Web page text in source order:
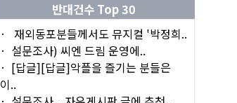
반대건수 Top 30
재외동포분들께서도 뮤지컬 '박정희..
설문조사) 씨엔 드림 운영에..
[답글][답글]악플을 즐기는 분들은
이..